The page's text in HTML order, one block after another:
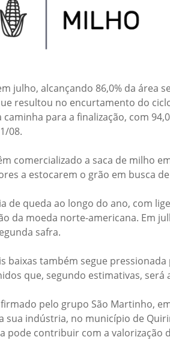
julho, alcançando 86,0% da área
resultou no encurtamento do
para a finalização, com
08.
comercializado a saca de milho
a estocarem o grão em busca
queda ao longo do ano, com
da moeda norte-americana. Em
safra.
também segue
que, segundo estimativas,
pelo grupo São Martinho,
indústria, no município de
pode contribuir com a valorização